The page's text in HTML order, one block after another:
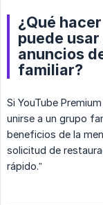
¿Qué
puede
anuncios
familiar?
Si YouTube
unirse a un grupo
beneficios de la
solicitud de
rápido.”